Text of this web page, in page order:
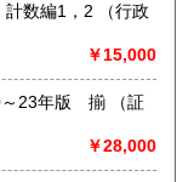
さい。
術工芸
1，2 （行政
￥15,000
年版 揃 （証
￥28,000